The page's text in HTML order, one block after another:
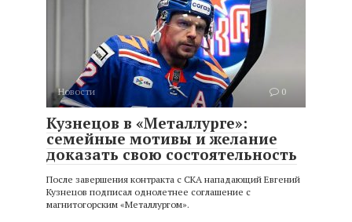
Новости 0
Кузнецов в «Металлурге»:
семейные мотивы и желание
доказать свою состоятельность
После завершения контракта с СКА нападающий Евгений
Кузнецов подписал однолетнее соглашение с
магнитогорским «Металлургом».